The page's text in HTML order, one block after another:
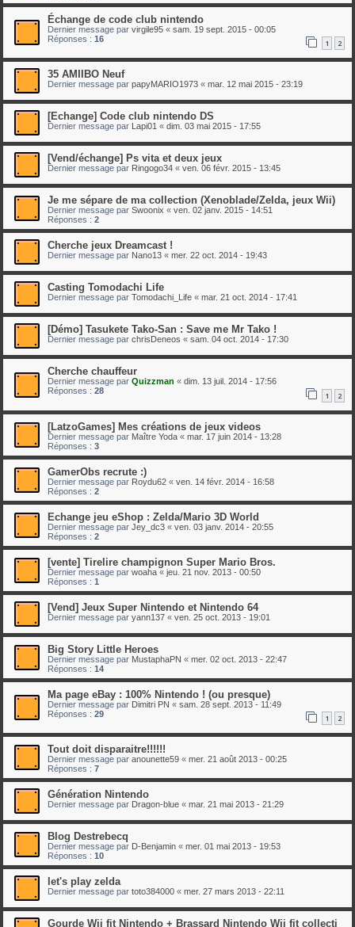
Échange de code club nintendo
Dernier message par virgile95 « sam. 19 sept. 2015 - 00:05
Réponses : 16 1 2
35 AMIIBO Neuf
Dernier message par papyMARIO1973 « mar. 12 mai 2015 - 23:19
[Echange] Code club nintendo DS
Dernier message par Lapi01 « dim. 03 mai 2015 - 17:55
[Vend/échange] Ps vita et deux jeux
Dernier message par Ringogo34 « ven. 06 févr. 2015 - 13:45
Je me sépare de ma collection (Xenoblade/Zelda, jeux Wii)
Dernier message par Swoonix « ven. 02 janv. 2015 - 14:51
Réponses : 2
Cherche jeux Dreamcast !
Dernier message par Nano13 « mer. 22 oct. 2014 - 19:43
Casting Tomodachi Life
Dernier message par Tomodachi_Life « mar. 21 oct. 2014 - 17:41
[Démo] Tasukete Tako-San : Save me Mr Tako !
Dernier message par chrisDeneos « sam. 04 oct. 2014 - 17:30
Cherche chauffeur
Dernier message par Quizzman « dim. 13 juil. 2014 - 17:56
Réponses : 28 1 2
[LatzoGames] Mes créations de jeux videos
Dernier message par Maître Yoda « mar. 17 juin 2014 - 13:28
Réponses : 3
GamerObs recrute :)
Dernier message par Roydu62 « ven. 14 févr. 2014 - 16:58
Réponses : 2
Echange jeu eShop : Zelda/Mario 3D World
Dernier message par Jey_dc3 « ven. 03 janv. 2014 - 20:55
Réponses : 2
[vente] Tirelire champignon Super Mario Bros.
Dernier message par woaha « jeu. 21 nov. 2013 - 00:50
Réponses : 1
[Vend] Jeux Super Nintendo et Nintendo 64
Dernier message par yann137 « ven. 25 oct. 2013 - 19:01
Big Story Little Heroes
Dernier message par MustaphaPN « mer. 02 oct. 2013 - 22:47
Réponses : 14
Ma page eBay : 100% Nintendo ! (ou presque)
Dernier message par Dimitri PN « sam. 28 sept. 2013 - 11:49
Réponses : 29 1 2
Tout doit disparaitre!!!!!!
Dernier message par anounette59 « mer. 21 août 2013 - 00:25
Réponses : 7
Génération Nintendo
Dernier message par Dragon-blue « mar. 21 mai 2013 - 21:29
Blog Destrebecq
Dernier message par D-Benjamin « mer. 01 mai 2013 - 19:53
Réponses : 10
let's play zelda
Dernier message par toto384000 « mer. 27 mars 2013 - 22:11
Gourde Wii fit Nintendo + Brassard Nintendo Wii fit collecti